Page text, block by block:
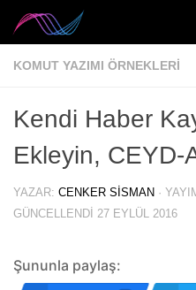
Skip to content
KOMUT YAZIMI ÖRNEKLERI
Kendi Haber
Ekleyin, CEYD-
YAZAR: CENKER SISMAN ·
GÜNCELLENDI 27 EYLÜL 2016
Şununla paylaş: